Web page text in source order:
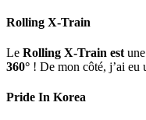
Rolling X-Train
Le Rolling X-Train est
360° ! De mon côté, j’ai eu
Pride In Korea